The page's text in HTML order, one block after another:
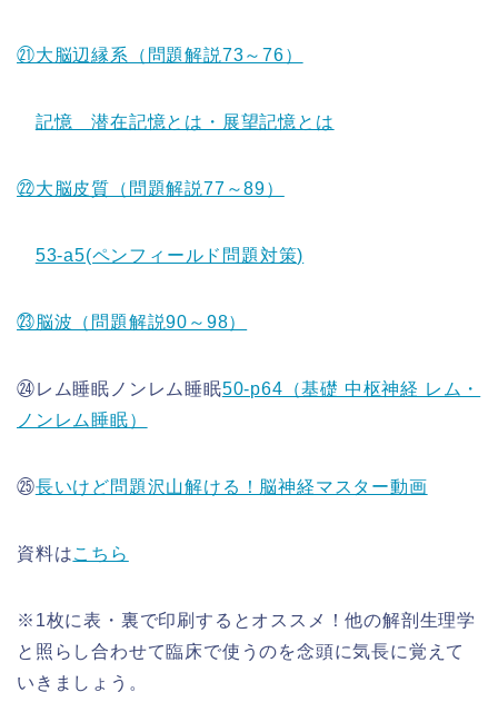
㉑大脳辺縁系（問題解説73～76）
記憶 潜在記憶とは・展望記憶とは
㉒大脳皮質（問題解説77～89）
53-a5(ペンフィールド問題対策)
㉓脳波（問題解説90～98）
㉔レム睡眠ノンレム睡眠50-p64（基礎 中枢神経 レム・
ノンレム睡眠）
㉕長いけど問題沢山解ける！脳神経マスター動画
資料はこちら
※1枚に表・裏で印刷するとオススメ！他の解剖生理学
と照らし合わせて臨床で使うのを念頭に気長に覚えて
いきましょう。